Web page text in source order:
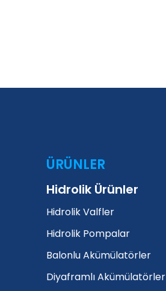
ÜRÜNLER
Hidrolik Ürünler
Hidrolik Valfler
Hidrolik Pompalar
Balonlu Akümülatörler
Diyaframlı Akümülatörler